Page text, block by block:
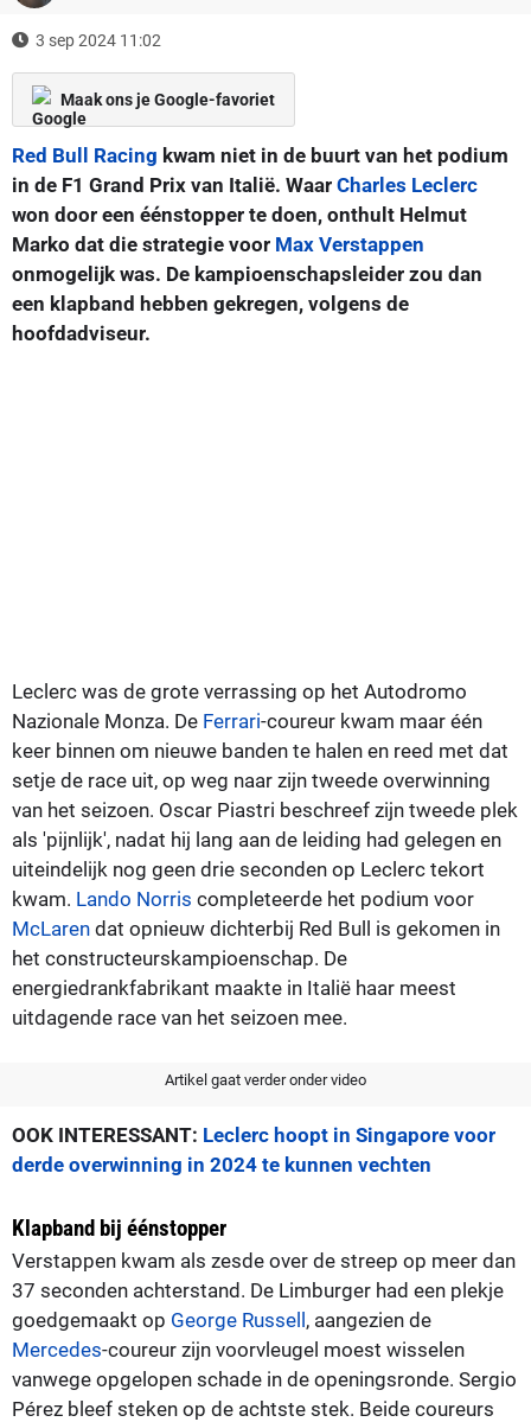
3 sep 2024 11:02
Maak ons je Google-favoriet
Red Bull Racing kwam niet in de buurt van het podium
in de F1 Grand Prix van Italië. Waar Charles Leclerc
won door een éénstopper te doen, onthult Helmut
Marko dat die strategie voor Max Verstappen
onmogelijk was. De kampioenschapsleider zou dan
een klapband hebben gekregen, volgens de
hoofdadviseur.
Leclerc was de grote verrassing op het Autodromo
Nazionale Monza. De Ferrari-coureur kwam maar één
keer binnen om nieuwe banden te halen en reed met dat
setje de race uit, op weg naar zijn tweede overwinning
van het seizoen. Oscar Piastri beschreef zijn tweede plek
als 'pijnlijk', nadat hij lang aan de leiding had gelegen en
uiteindelijk nog geen drie seconden op Leclerc tekort
kwam. Lando Norris completeerde het podium voor
McLaren dat opnieuw dichterbij Red Bull is gekomen in
het constructeurskampioenschap. De
energiedrankfabrikant maakte in Italië haar meest
uitdagende race van het seizoen mee.
Artikel gaat verder onder video
OOK INTERESSANT: Leclerc hoopt in Singapore voor
derde overwinning in 2024 te kunnen vechten
Klapband bij éénstopper
Verstappen kwam als zesde over de streep op meer dan
37 seconden achterstand. De Limburger had een plekje
goedgemaakt op George Russell, aangezien de
Mercedes-coureur zijn voorvleugel moest wisselen
vanwege opgelopen schade in de openingsronde. Sergio
Pérez bleef steken op de achtste stek. Beide coureurs